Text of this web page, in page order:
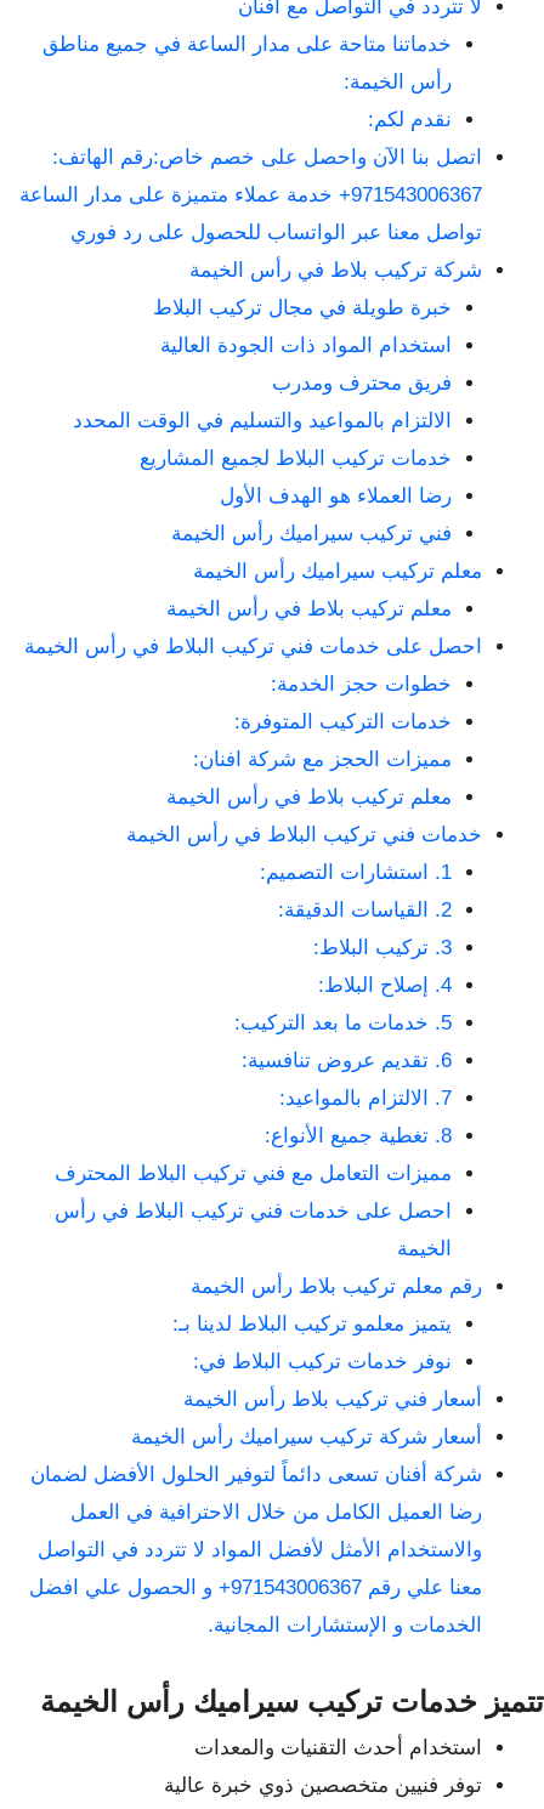
لا تتردد في التواصل مع افنان
خدماتنا متاحة على مدار الساعة في جميع مناطق
رأس الخيمة:
نقدم لكم:
اتصل بنا الآن واحصل على خصم خاص:رقم الهاتف:
971543006367+ خدمة عملاء متميزة على مدار الساعة
تواصل معنا عبر الواتساب للحصول على رد فوري
شركة تركيب بلاط في رأس الخيمة
خبرة طويلة في مجال تركيب البلاط
استخدام المواد ذات الجودة العالية
فريق محترف ومدرب
الالتزام بالمواعيد والتسليم في الوقت المحدد
خدمات تركيب البلاط لجميع المشاريع
رضا العملاء هو الهدف الأول
فني تركيب سيراميك رأس الخيمة
معلم تركيب سيراميك رأس الخيمة
معلم تركيب بلاط في رأس الخيمة
احصل على خدمات فني تركيب البلاط في رأس الخيمة
خطوات حجز الخدمة:
خدمات التركيب المتوفرة:
مميزات الحجز مع شركة افنان:
معلم تركيب بلاط في رأس الخيمة
خدمات فني تركيب البلاط في رأس الخيمة
1. استشارات التصميم:
2. القياسات الدقيقة:
3. تركيب البلاط:
4. إصلاح البلاط:
5. خدمات ما بعد التركيب:
6. تقديم عروض تنافسية:
7. الالتزام بالمواعيد:
8. تغطية جميع الأنواع:
مميزات التعامل مع فني تركيب البلاط المحترف
احصل على خدمات فني تركيب البلاط في رأس
الخيمة
رقم معلم تركيب بلاط رأس الخيمة
يتميز معلمو تركيب البلاط لدينا بـ:
نوفر خدمات تركيب البلاط في:
أسعار فني تركيب بلاط رأس الخيمة
أسعار شركة تركيب سيراميك رأس الخيمة
شركة أفنان تسعى دائماً لتوفير الحلول الأفضل لضمان
رضا العميل الكامل من خلال الاحترافية في العمل
والاستخدام الأمثل لأفضل المواد لا تتردد في التواصل
معنا علي رقم 971543006367+ و الحصول علي افضل
الخدمات و الإستشارات المجانية.
تتميز خدمات تركيب سيراميك رأس الخيمة
استخدام أحدث التقنيات والمعدات
توفر فنيين متخصصين ذوي خبرة عالية